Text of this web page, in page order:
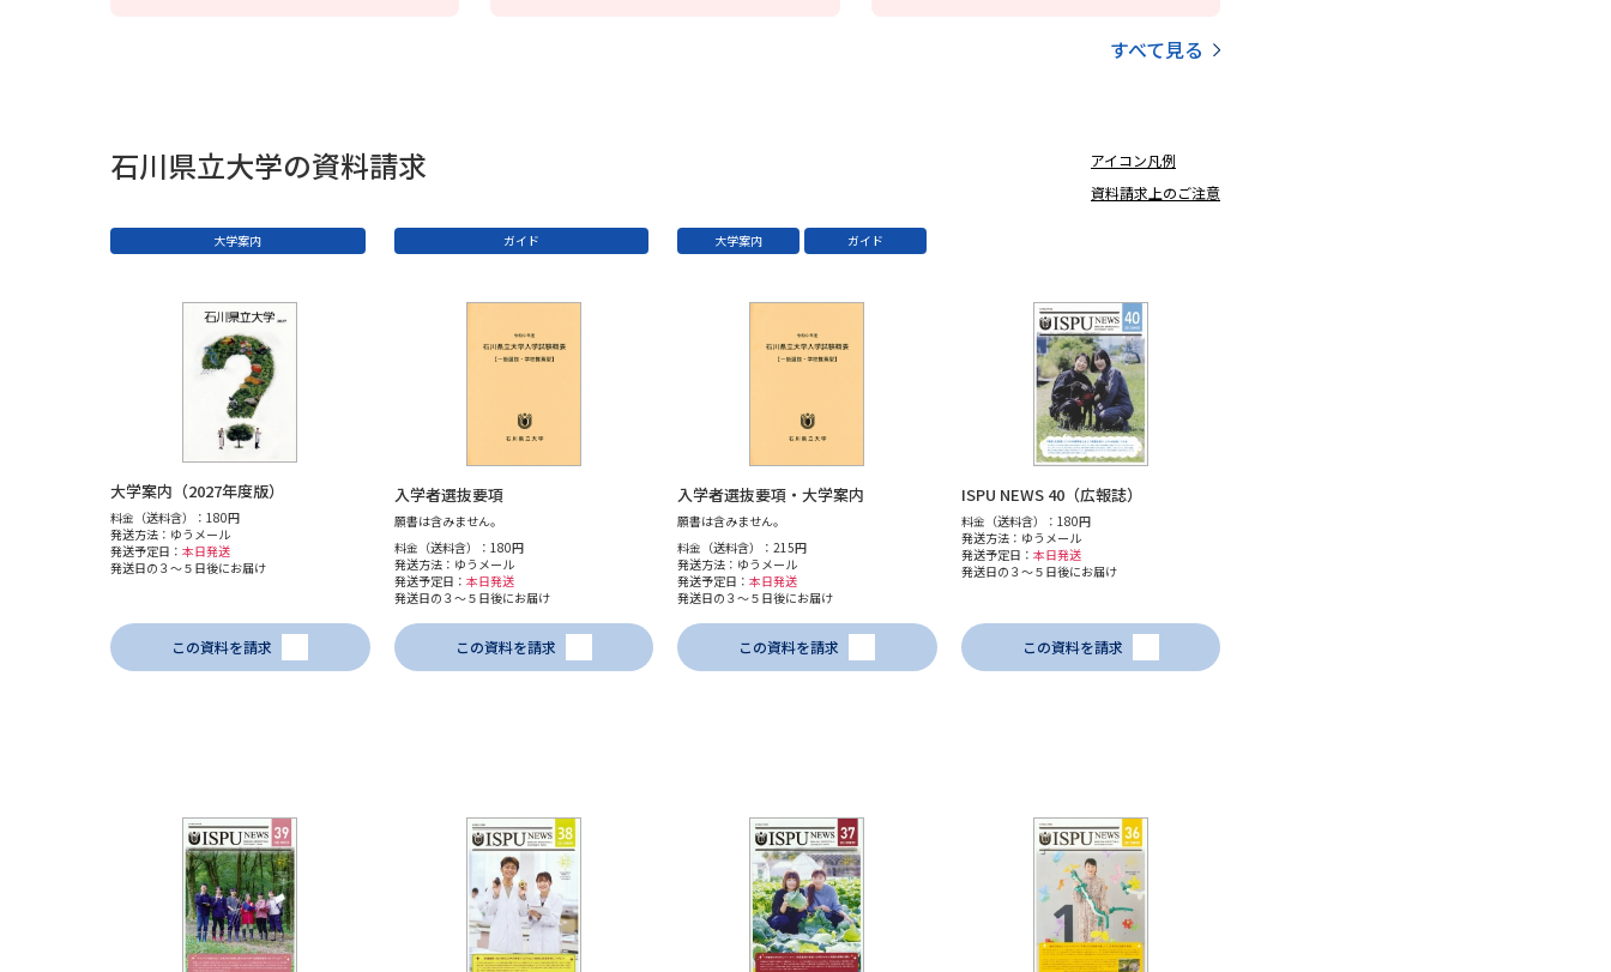
すべて見る
石川県立大学の資料請求
アイコン凡例
資料請求上のご注意
大学案内
大学案内（2027年度版）
料金（送料含）：180円
発送方法：ゆうメール
発送予定日： 本日発送
発送日の３～５日後にお届け
この資料を請求
ガイド
入学者選抜要項
願書は含みません。
料金（送料含）：180円
発送方法：ゆうメール
発送予定日： 本日発送
発送日の３～５日後にお届け
この資料を請求
大学案内 ガイド
入学者選抜要項・大学案内
願書は含みません。
料金（送料含）：215円
発送方法：ゆうメール
発送予定日： 本日発送
発送日の３～５日後にお届け
この資料を請求
ISPU NEWS 40（広報誌）
料金（送料含）：180円
発送方法：ゆうメール
発送予定日： 本日発送
発送日の３～５日後にお届け
この資料を請求